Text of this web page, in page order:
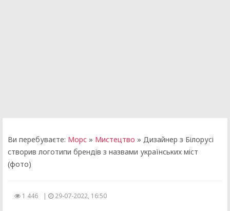
Ви перебуваєте: Морс » Мистецтво » Дизайнер з Білорусі
створив логотипи брендів з назвами українських міст
(фото)
1 446 | 29-07-2022, 16:50